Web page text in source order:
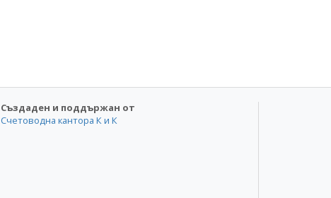
Създаден и поддържан от
Счетоводна кантора К и К